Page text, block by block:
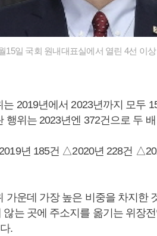
15일 국회 원내대표실에서 열린 4선 이
2019년에서 2023년까지 모두
행위는 2023년엔 372건으로 두
년 185건 △2020년 228건
가운데 가장 높은 비중을 차지한
는 곳에 주소지를 옮기는 위장
.